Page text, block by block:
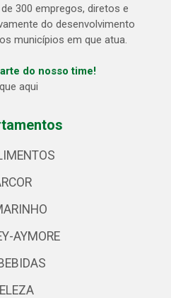
300 empregos, diretos e
do desenvolvimento
municípios em que atua.
do nosso time!
aqui
AYMORE